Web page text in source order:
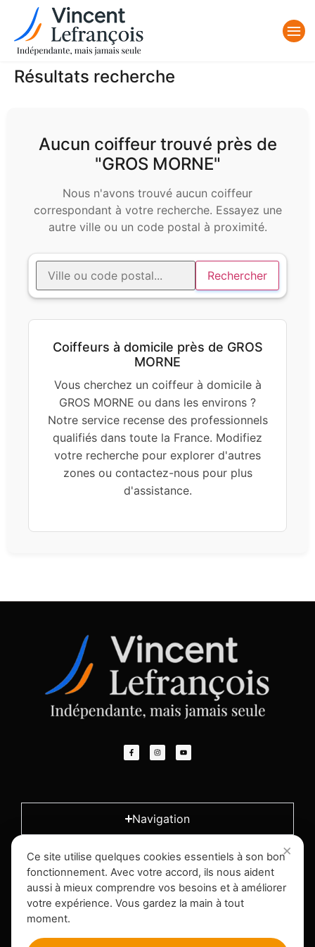
Résultats recherche
Aucun coiffeur trouvé près de
"GROS MORNE"
Nous n'avons trouvé aucun coiffeur
correspondant à votre recherche. Essayez une
autre ville ou un code postal à proximité.
Rechercher
Coiffeurs à domicile près de GROS
MORNE
Vous cherchez un coiffeur à domicile à
GROS MORNE ou dans les environs ?
Notre service recense des professionnels
qualifiés dans toute la France. Modifiez
votre recherche pour explorer d'autres
zones ou contactez-nous pour plus
d'assistance.
Navigation
L'entreprise
Infos légales
Ce site utilise quelques cookies essentiels à son bon
fonctionnement. Avec votre accord, ils nous aident
aussi à mieux comprendre vos besoins et à améliorer
votre expérience. Vous gardez la main à tout
moment.